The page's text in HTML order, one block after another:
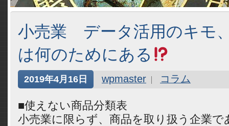
小売業 データ活用のキモ
は何のためにある
2019年4月16日 wpmaster コラム
■使えない商品分類表
小売業に限らず、商品を取り扱う企業で